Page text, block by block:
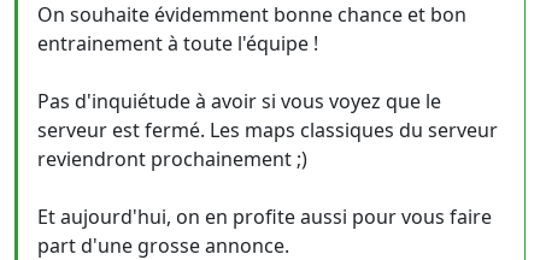
On souhaite évidemment bonne chance et bon
entrainement à toute l'équipe !
Pas d'inquiétude à avoir si vous voyez que le
serveur est fermé. Les maps classiques du serveur
reviendront prochainement ;)
Et aujourd'hui, on en profite aussi pour vous faire
part d'une grosse annonce.